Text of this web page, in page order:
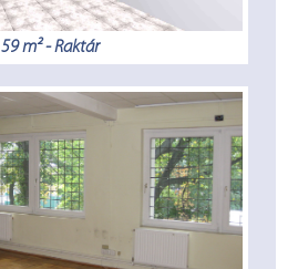
59 m² - Raktár